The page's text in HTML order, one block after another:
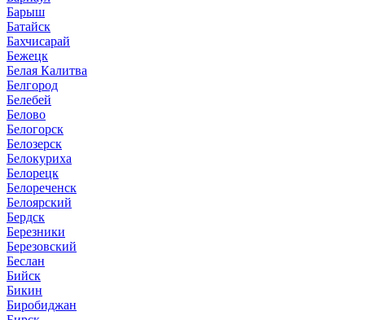
Барыш
Батайск
Бахчисарай
Бежецк
Белая Калитва
Белгород
Белебей
Белово
Белогорск
Белозерск
Белокуриха
Белорецк
Белореченск
Белоярский
Бердск
Березники
Березовский
Беслан
Бийск
Бикин
Биробиджан